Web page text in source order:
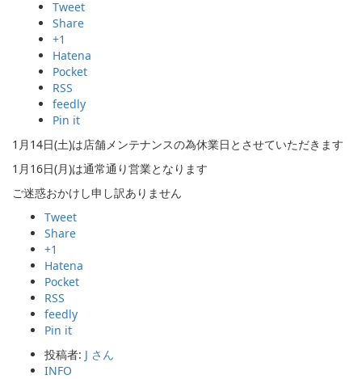
Tweet
Share
+1
Hatena
Pocket
RSS
feedly
Pin it
1月14日(土)は店舗メンテナンスの為休業日とさせていただきます
1月16日(月)は通常通り営業となります
ご迷惑おかけし申し訳ありません
Tweet
Share
+1
Hatena
Pocket
RSS
feedly
Pin it
投稿者: J さん
INFO